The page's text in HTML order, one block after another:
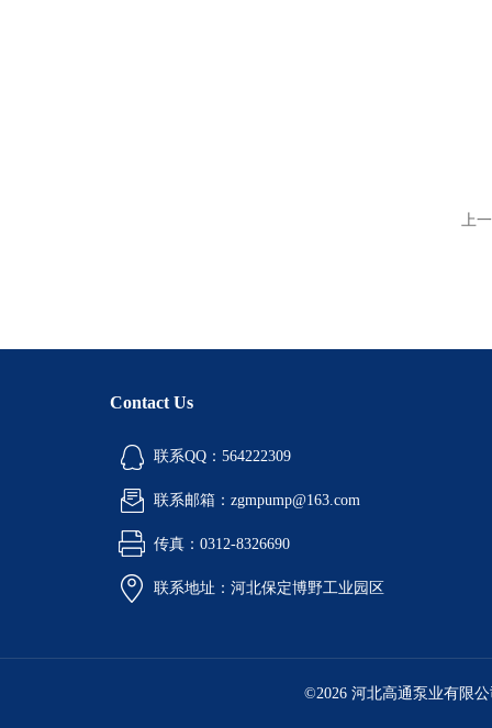
上
Contact Us
联系QQ：564222309
联系邮箱：zgmpump@163.com
传真：0312-8326690
联系地址：河北保定博野工业园区
©2026 河北高通泵业有限